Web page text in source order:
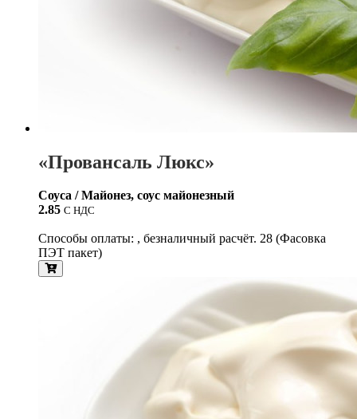
«Провансаль Люкс»
Соуса / Майонез, соус майонезный
2.85 С НДС
Способы оплаты: , безналичный расчёт. 28 (Фасовка
ПЭТ пакет)